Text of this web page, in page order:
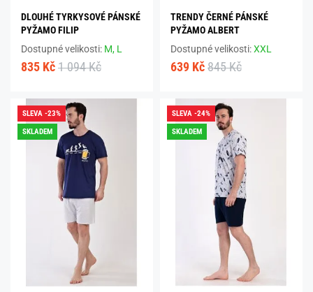
DLOUHÉ TYRKYSOVÉ PÁNSKÉ
PYŽAMO FILIP
Dostupné velikosti: M, L
835 Kč 1 094 Kč
TRENDY ČERNÉ PÁNSKÉ
PYŽAMO ALBERT
Dostupné velikosti:XXL
639 Kč 845 Kč
SLEVA -23%
SKLADEM
SLEVA -24%
SKLADEM